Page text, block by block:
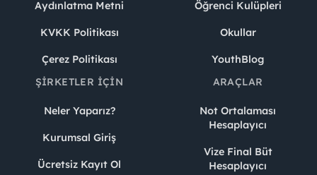
Aydınlatma Metni
KVKK Politikası
Çerez Politikası
Öğrenci Kulüpleri
Okullar
YouthBlog
ŞIRKETLER İÇIN
Neler Yaparız?
Kurumsal Giriş
Ücretsiz Kayıt Ol
ARAÇLAR
Not Ortalaması
Hesaplayıcı
Vize Final Büt
Hesaplayıcı